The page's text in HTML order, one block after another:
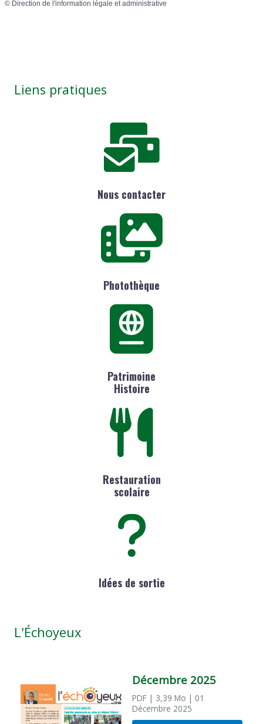
© Direction de l'information légale et administrative
Liens pratiques
Nous contacter
Photothèque
Patrimoine
Histoire
Restauration
scolaire
Idées de sortie
L'Échoyeux
Décembre 2025
PDF | 3,39 Mo | 01
Décembre 2025